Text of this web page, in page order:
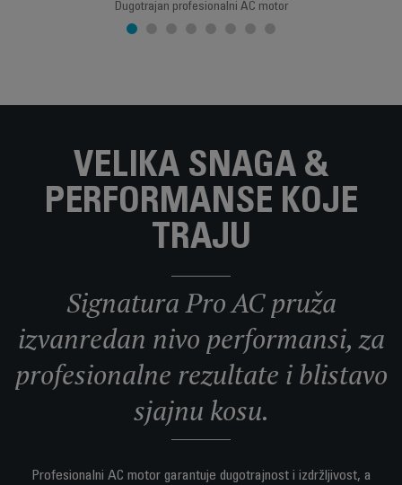
Dugotrajan profesionalni AC motor
VELIKA SNAGA &
PERFORMANSE KOJE
TRAJU
Signatura Pro AC pruža
izvanredan nivo performansi, za
profesionalne rezultate i blistavo
sjajnu kosu.
Profesionalni AC motor garantuje dugotrajnost i izdržljivost, a